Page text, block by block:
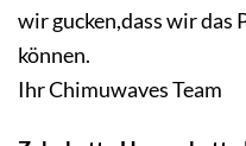
wir gucken,dass wir das
können.
Ihr Chimuwaves Team